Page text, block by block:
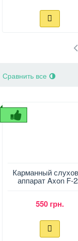
Сравнить все
Карманный
аппарат Axon F-
550 грн.